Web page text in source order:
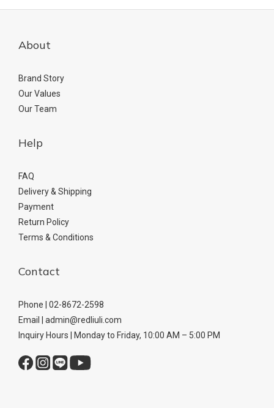
About
Brand Story
Our Values
Our Team
Help
FAQ
Delivery & Shipping
Payment
Return Policy
Terms & Conditions
Contact
Phone | 02-8672-2598
Email | admin@redliuli.com
Inquiry Hours | Monday to Friday, 10:00 AM – 5:00 PM